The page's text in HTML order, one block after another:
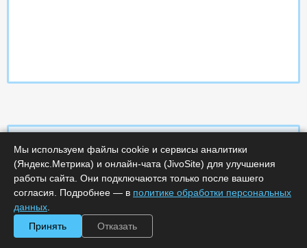
Характеристики
Минимальное количество лицензий :
0000-369153
Мы используем файлы cookie и сервисы аналитики
(Яндекс.Метрика) и онлайн-чата (JivoSite) для улучшения
работы сайта. Они подключаются только после вашего
согласия. Подробнее — в политике обработки персональных
данных
Принять
Отказать